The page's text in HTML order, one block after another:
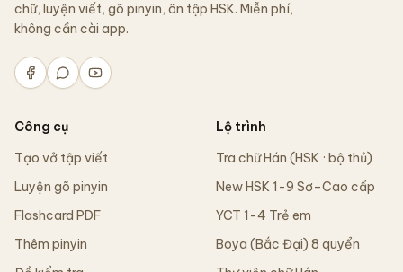
chữ, luyện viết, gõ pinyin, ôn tập HSK. Miễn phí,
không cần cài app.
Công cụ
Tạo vở tập viết
Luyện gõ pinyin
Flashcard PDF
Thêm pinyin
Lộ trình
Tra chữ Hán (HSK · bộ thủ)
New HSK 1-9 Sơ–Cao cấp
YCT 1-4 Trẻ em
Boya (Bắc Đại) 8 quyển